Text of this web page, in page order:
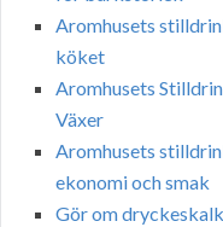
Aromhusets
köket
Aromhusets
Växer
Aromhusets
ekonomi och smak
Gör om